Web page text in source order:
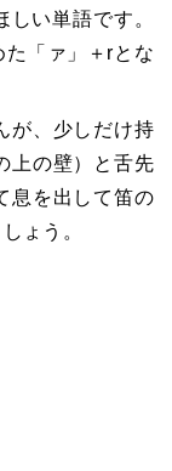
い単語です。
「ァ」＋rとな
が、少しだけ持
上の壁）と舌先
息を出して笛の
ょう。